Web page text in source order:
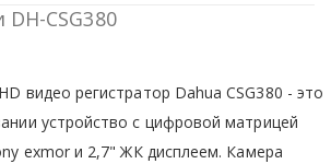
CSG380
видео регистратор Dahua CSG380 - это
устройство с цифровой матрицей
exmor и 2,7" ЖК дисплеем. Камера